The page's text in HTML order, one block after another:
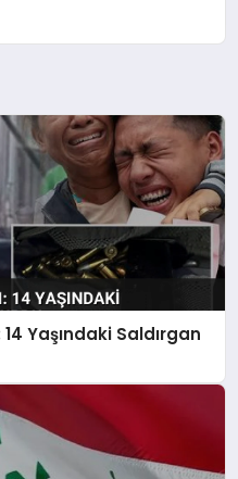
Yaşındaki Saldırgan